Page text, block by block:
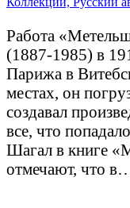
Работа
(1887-1985) в
Парижа в
местах, он
создавал
все, что
Шагал в книге
отмечают, что